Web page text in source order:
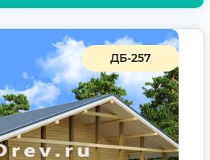
ДБ-257